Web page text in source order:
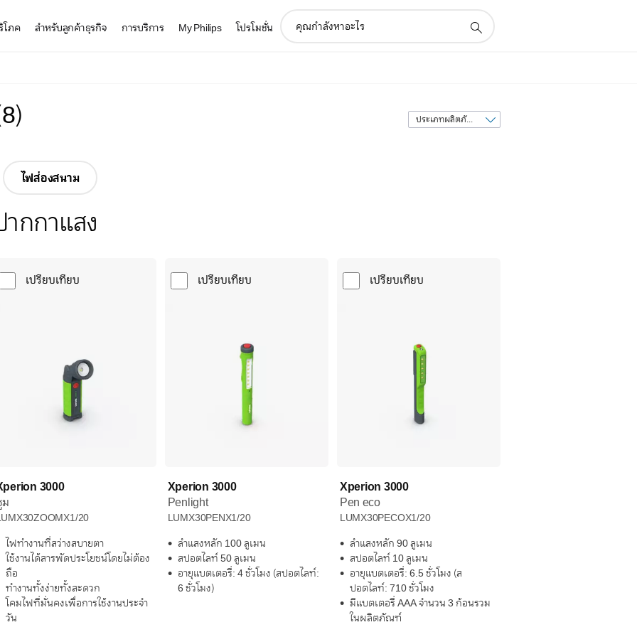
ภค สำหรับลูกค้าธุรกิจ การบริการ My Philips โปรโมชั่น
search
8)
เรียง
ลำดับ
ไฟส่องสนาม
กกาแสง
เปรียบเทียบ
3000
20
ไฟทำงานที่สว่างสบายตา
ใช้งานได้สารพัดประโยชน์โดยไม่ต้อง
ถือ
ทำงานทั้งง่ายทั้งสะดวก
โคมไฟที่มั่นคงเพื่อการใช้งานประจำ
วัน
เปรียบเทียบ
Xperion 3000
Penlight
LUMX30PENX1/20
ลำแสงหลัก 100 ลูเมน
สปอตไลท์ 50 ลูเมน
อายุแบตเตอรี่: 4 ชั่วโมง (สปอตไลท์:
6 ชั่วโมง)
เปรียบเทียบ
Xperion 3000
Pen eco
LUMX30PECOX1/20
ลำแสงหลัก 90 ลูเมน
สปอตไลท์ 10 ลูเมน
อายุแบตเตอรี่: 6.5 ชั่วโมง (ส
ปอตไลท์: 710 ชั่วโมง
มีแบตเตอรี่ AAA จำนวน 3 ก้อนรวม
ในผลิตภัณฑ์